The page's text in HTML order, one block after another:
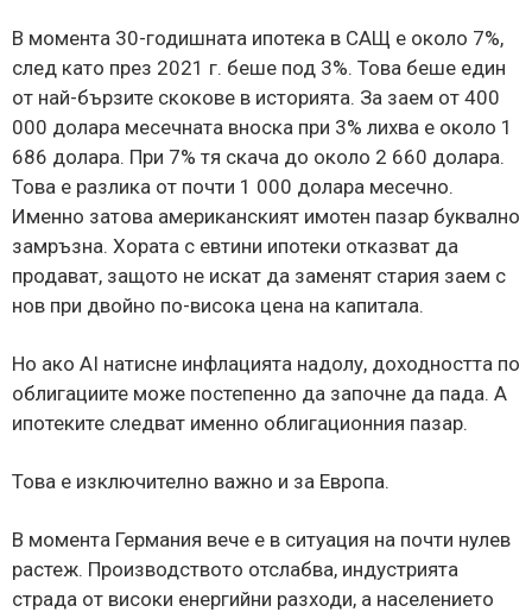
В момента 30-годишната ипотека в САЩ е около 7%,
след като през 2021 г. беше под 3%. Това беше един
от най-бързите скокове в историята. За заем от 400
000 долара месечната вноска при 3% лихва е около 1
686 долара. При 7% тя скача до около 2 660 долара.
Това е разлика от почти 1 000 долара месечно.
Именно затова американският имотен пазар буквално
замръзна. Хората с евтини ипотеки отказват да
продават, защото не искат да заменят стария заем с
нов при двойно по-висока цена на капитала.
Но ако AI натисне инфлацията надолу, доходността по
облигациите може постепенно да започне да пада. А
ипотеките следват именно облигационния пазар.
Това е изключително важно и за Европа.
В момента Германия вече е в ситуация на почти нулев
растеж. Производството отслабва, индустрията
страда от високи енергийни разходи, а населението